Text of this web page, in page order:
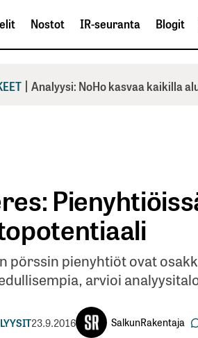
Nostot IR-seuranta Blogit
| Analyysi: NoHo kasvaa kaikilla
pörssin pienyhtiöt ovat
arvioi
23.9.2016 SalkunRakentaja